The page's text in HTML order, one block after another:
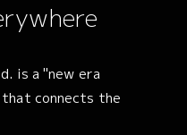
is a "new era
that connects the